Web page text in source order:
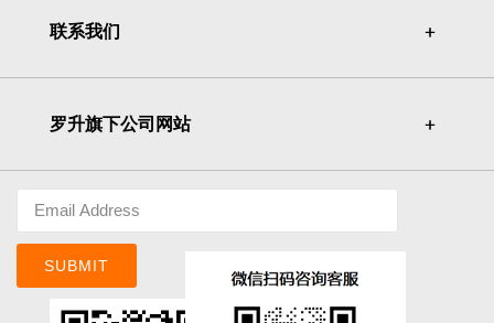
联系我们 ＋
＋
罗升旗下公司网站 ＋
＋
SUBMIT